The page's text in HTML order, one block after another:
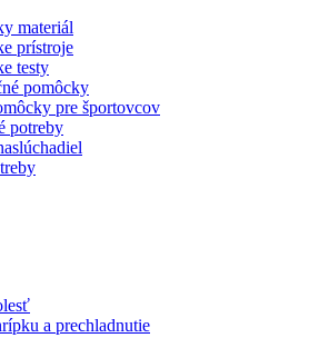
materiál
prístroje
testy
pomôcky
pre športovcov
potreby
a prechladnutie